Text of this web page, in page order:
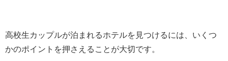
高校生カップルが泊まれるホテルを見つけるには、いくつ
かのポイントを押さえることが大切です。